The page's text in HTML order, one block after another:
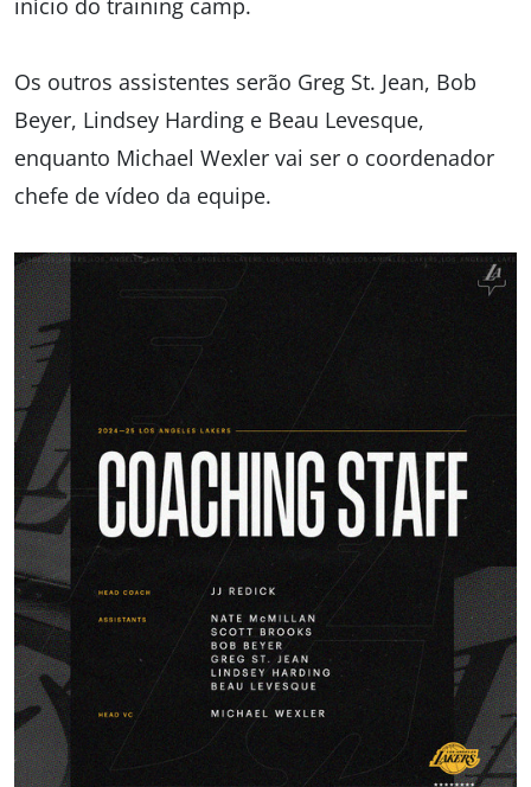
início do training camp.
Os outros assistentes serão Greg St. Jean, Bob
Beyer, Lindsey Harding e Beau Levesque,
enquanto Michael Wexler vai ser o coordenador
chefe de vídeo da equipe.